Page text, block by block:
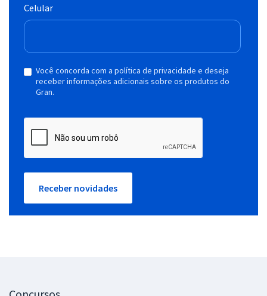
Celular
Você concorda com a política de privacidade e deseja
receber informações adicionais sobre os produtos do
Gran.
Receber novidades